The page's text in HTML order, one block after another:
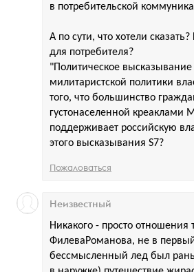
в потребительской
А по сути, что хотели
для потребителя?
"Политическое высказывание
милитаристской политики
того, что большинство
густонаселенной креаклами
поддерживает российскую
этого высказывания S7?
Пожаловаться
Никакого - просто
ФилеваРоманова, не в
бессмысленный лед был
Неизвестный